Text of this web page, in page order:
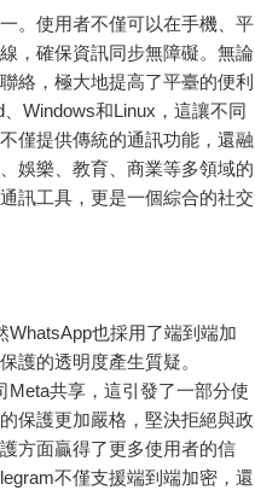
。使用者不僅可以在手機、平
，確保資訊同步無障礙。無論
絡，極大地提高了平臺的便利
Windows和Linux，這讓不同
僅提供傳統的通訊功能，還融
娛樂、教育、商業等多領域的
訊工具，更是一個綜合的社交
WhatsApp也採用了端到端加
護的透明度產生質疑。
Meta共享，這引發了一部分使
保護更加嚴格，堅決拒絕與政
方面贏得了更多使用者的信
不僅支援端到端加密，還